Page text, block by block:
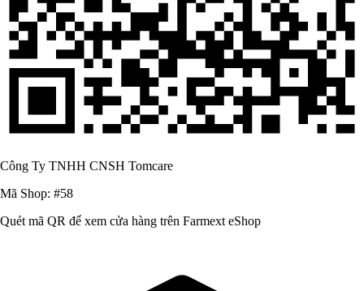
Công Ty TNHH CNSH Tomcare
Mã Shop: #58
Quét mã QR để xem cửa hàng trên Farmext eShop